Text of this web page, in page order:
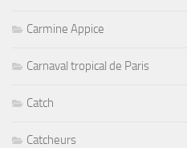
Carmine Appice
Carnaval tropical de Paris
Catch
Catcheurs